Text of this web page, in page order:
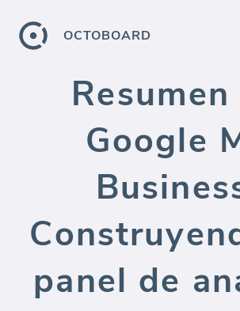
OCTOBOARD
Resumen
Google
panel de